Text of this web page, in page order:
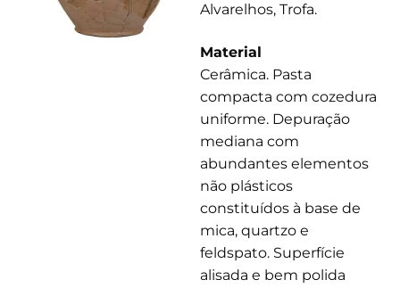
Alvarelhos, Trofa.
Material
Cerâmica. Pasta
compacta com cozedura
uniforme. Depuração
mediana com
abundantes elementos
não plásticos
constituídos à base de
mica, quartzo e
feldspato. Superfície
alisada e bem polida